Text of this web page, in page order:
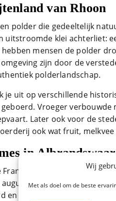
Wij
Met als doel om de beste
van Rhoon
polder die gedeeltelijk
uitstroomde klei achterliet:
mensen de polder
zijn door de
polderlandschap.
je uit op verschillende
Vroeger verbouwde
Later ook voor de
ook wat fruit, melkvee
in
Femmes avec Zwift
trekt de
en eindigt in Rotterdam. Een